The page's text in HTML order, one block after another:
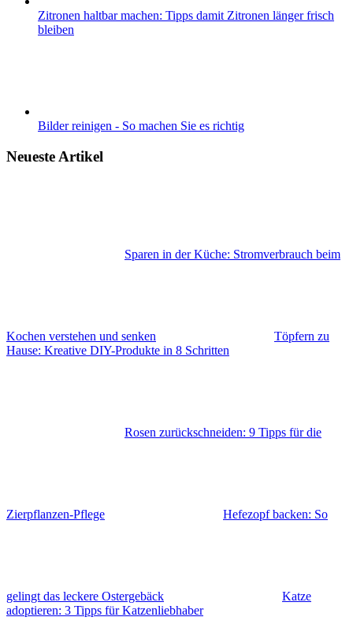
Zitronen haltbar machen: Tipps damit Zitronen länger frisch
bleiben
Bilder reinigen - So machen Sie es richtig
Neueste Artikel
Sparen in der Küche: Stromverbrauch beim
Kochen verstehen und senken
Töpfern zu
Hause: Kreative DIY-Produkte in 8 Schritten
Rosen zurückschneiden: 9 Tipps für die
Zierpflanzen-Pflege Hefezopf backen: So
gelingt das leckere Ostergebäck
Katze
adoptieren: 3 Tipps für Katzenliebhaber